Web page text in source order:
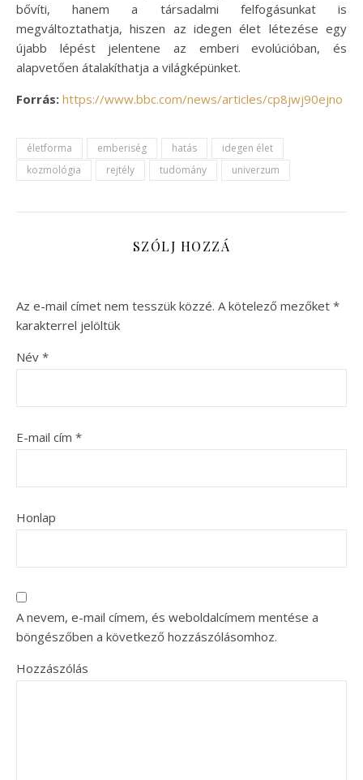
bővíti, hanem a társadalmi felfogásunkat is
megváltoztathatja, hiszen az idegen élet létezése egy
újabb lépést jelentene az emberi evolúcióban, és
alapvetően átalakíthatja a világképünket.
Forrás: https://www.bbc.com/news/articles/cp8jwj90ejno
életforma emberiség hatás
idegen élet
kozmológia
rejtély tudomány univerzum
SZÓLJ HOZZÁ
Az e-mail címet nem tesszük közzé. A kötelező mezőket *
karakterrel jelöltük
Név *
E-mail cím *
Honlap
A nevem, e-mail címem, és weboldalcímem mentése a
böngészőben a következő hozzászólásomhoz.
Hozzászólás